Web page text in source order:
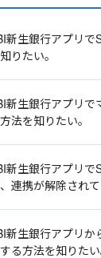
新生銀行アプリ
りたい。
新生銀行アプリ
法を知りたい。
新生銀行アプリ
連携が解除されて
新生銀行アプリ
る方法を知りたい